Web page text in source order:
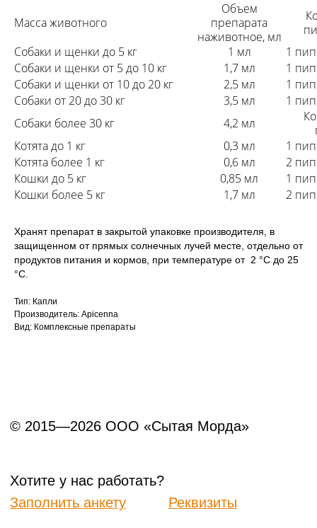
Масса животного
Объем
препарата
наживотное, мл
Собаки и щенки до 5 кг
1 мл
1
Собаки и щенки от 5 до 10 кг
1,7 мл
1
Собаки и щенки от 10 до 20 кг
2,5 мл
1
Собаки от 20 до 30 кг
3,5 мл
1
Собаки более 30 кг
4,2 мл
Котята до 1 кг
0,3 мл
1
Котята более 1 кг
0,6 мл
2
Кошки до 5 кг
0,85 мл
1
Кошки более 5 кг
1,7 мл 2
Хранят препарат в закрытой упаковке производителя, в
защищенном от прямых солнечных лучей месте, отдельно от
продуктов питания и кормов, при температуре от 2 °С до 25
°С.
Тип: Капли
Производитель: Apicenna
Вид: Комплексные препараты
Данный сайт носит информационный характер и
не является публичной офертой.
Согласие на обработку перс. данных
+7 (3452) 57-54-36Заказать звонок
Правила оказания ветеринарной помощи